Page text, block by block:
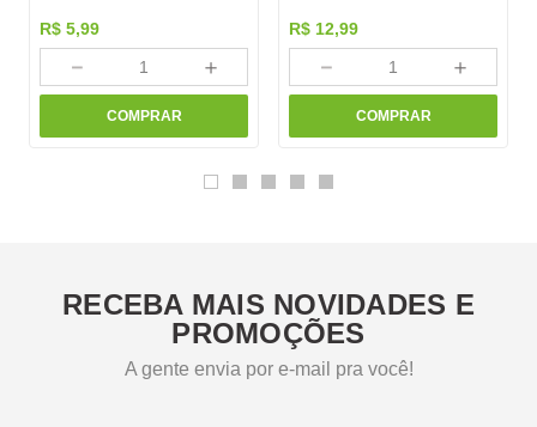
R$ 5,99
＋
－
COMPRAR
R$ 12,99
＋
－
COMPRAR
RECEBA MAIS NOVIDADES E
PROMOÇÕES
A gente envia por e-mail pra você!